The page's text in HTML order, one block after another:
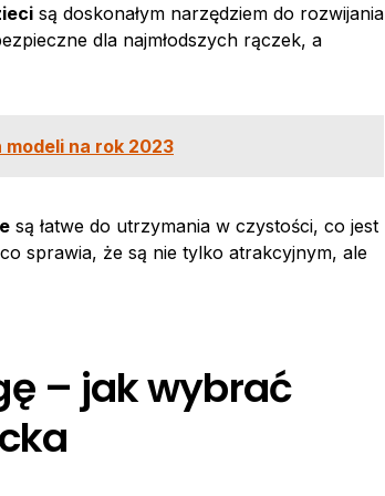
są doskonałym narzędziem do rozwijania
dla najmłodszych rączek, a
na rok 2023
są łatwe do utrzymania w czystości, co jest
sprawia, że są nie tylko atrakcyjnym, ale
– jak wybrać